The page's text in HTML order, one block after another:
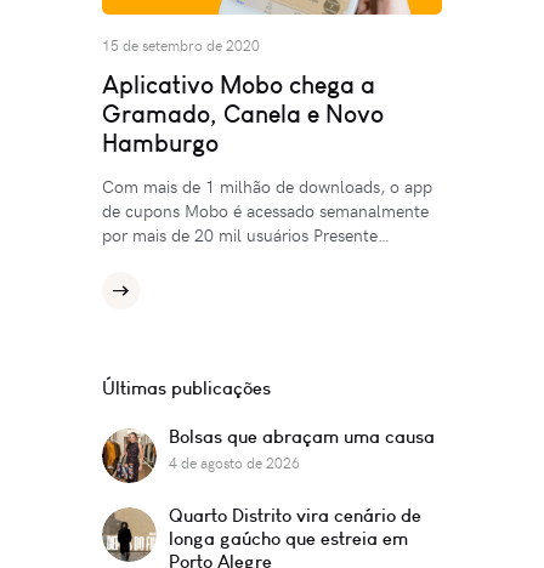
15 de setembro de 2020
Aplicativo Mobo chega a
Gramado, Canela e Novo
Hamburgo
Com mais de 1 milhão de downloads, o app
de cupons Mobo é acessado semanalmente
por mais de 20 mil usuários Presente…
Últimas publicações
Bolsas que abraçam uma causa
4 de agosto de 2026
Quarto Distrito vira cenário de
longa gaúcho que estreia em
Porto Alegre